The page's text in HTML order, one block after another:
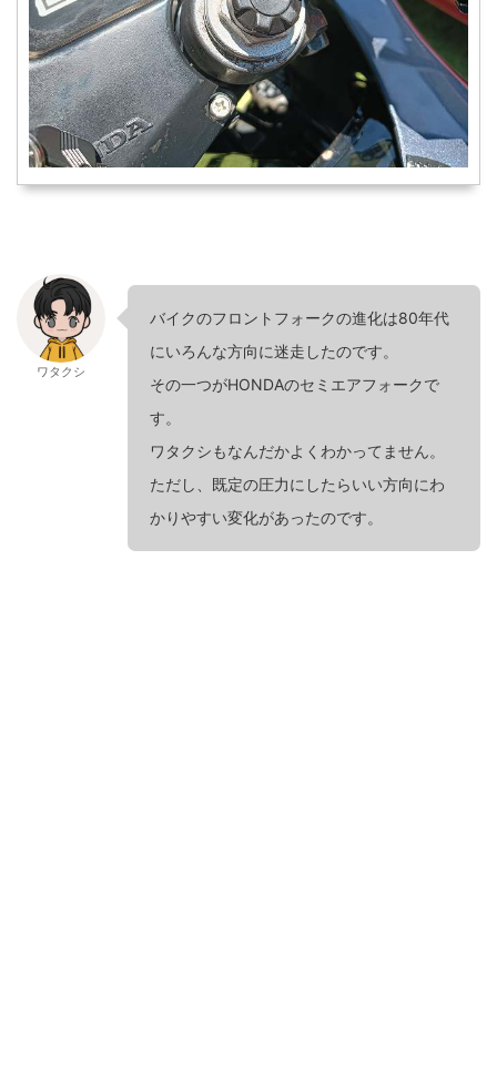
ワタクシ
バイクのフロントフォークの進化は80年代
にいろんな方向に迷走したのです。
その一つがHONDAのセミエアフォークで
す。
ワタクシもなんだかよくわかってません。
ただし、既定の圧力にしたらいい方向にわ
かりやすい変化があったのです。